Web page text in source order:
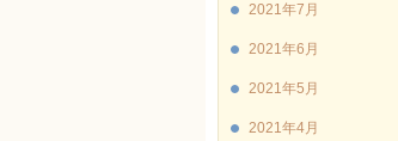
2021年7月
2021年6月
2021年5月
2021年4月